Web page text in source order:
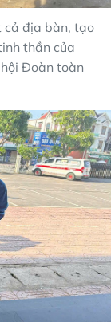
cả địa bàn, tạo
thần của
Đoàn toàn